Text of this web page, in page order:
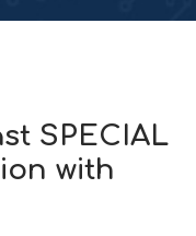
SPECIAL
with